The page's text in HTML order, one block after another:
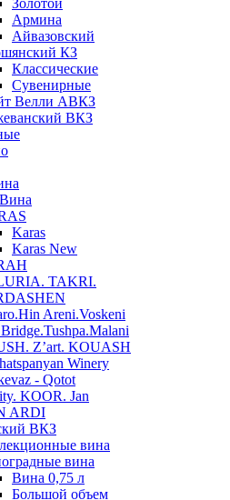
Золотой
Армина
Айвазовский
КЗ
Классические
Сувенирные
Велли АВКЗ
ВКЗ
Karas
Karas New
TAKRI.
Areni.Voskeni
Z’art. KOUASH
Winery
- Qotot
KOOR. Jan
ARDI
ВКЗ
вина
вина
Вина 0,75 л
Большой объем